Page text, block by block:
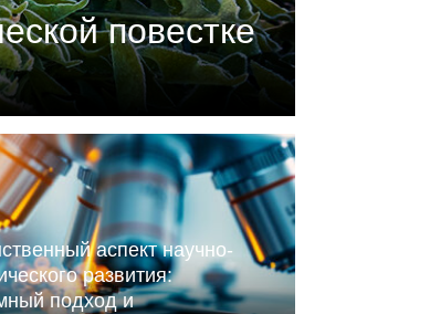
повестке
с центром
по вопросам
аспект научно-
развития:
подход и